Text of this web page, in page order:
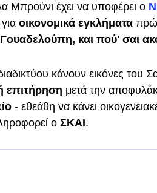
Μπρούνι έχει να υποφέρει ο
οικονομικά εγκλήματα
Γουαδελούπη, και πού' σαι
κάνουν εικόνες του
επιτήρηση μετά την
- εθεάθη να κάνει
ο ΣΚΑΙ.